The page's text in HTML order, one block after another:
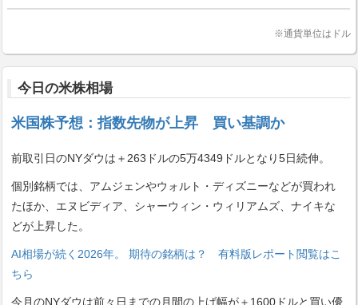
※通貨単位はドル
今日の米株相場
米国株予想：指数先物が上昇 買い基調か
前取引日のNYダウは＋263ドルの5万4349ドルとなり5日続伸。
個別銘柄では、アムジェンやウォルト・ディズニーなどが買われ
たほか、エヌビディア、シャーウィン・ウィリアムズ、ナイキな
どが上昇した。
AI相場が続く2026年。 期待の銘柄は？ 有料版レポート閲覧はこ
ちら
今月のNYダウは前々日までの月間の上げ幅が＋1600ドルと買い優